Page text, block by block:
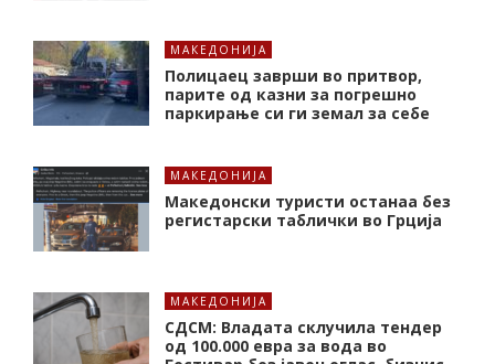
МАКЕДОНИЈА
Полицаец заврши во притвор,
парите од казни за погрешно
паркирање си ги земал за себе
МАКЕДОНИЈА
Македонски туристи останаа без
регистарски таблички во Грција
МАКЕДОНИЈА
СДСМ: Владата склучила тендер
од 100.000 евра за вода во